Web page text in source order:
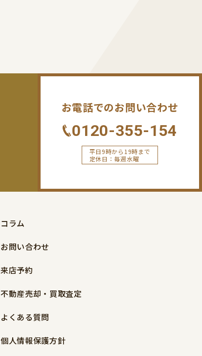
お電話でのお問い合わせ
0120-355-154
平日9時から19時まで
定休日：毎週水曜
コラム
お問い合わせ
来店予約
不動産売却・買取査定
よくある質問
個人情報保護方針